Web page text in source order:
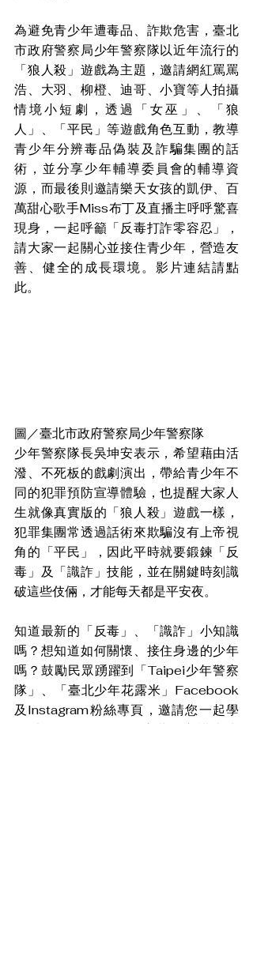
為避免青少年遭毒品、詐欺危害，臺北
市政府警察局少年警察隊以近年流行的
「狼人殺」遊戲為主題，邀請網紅罵罵
浩、大羽、柳橙、迪哥、小寶等人拍攝
情境小短劇，透過「女巫」、「狼
人」、「平民」等遊戲角色互動，教導
青少年分辨毒品偽裝及詐騙集團的話
術，並分享少年輔導委員會的輔導資
源，而最後則邀請樂天女孩的凱伊、百
萬甜心歌手Miss布丁及直播主呼呼驚喜
現身，一起呼籲「反毒打詐零容忍」，
請大家一起關心並接住青少年，營造友
善、健全的成長環境。影片連結請點
此。
圖／臺北市政府警察局少年警察隊
少年警察隊長吳坤安表示，希望藉由活
潑、不死板的戲劇演出，帶給青少年不
同的犯罪預防宣導體驗，也提醒大家人
生就像真實版的「狼人殺」遊戲一樣，
犯罪集團常透過話術來欺騙沒有上帝視
角的「平民」，因此平時就要鍛鍊「反
毒」及「識詐」技能，並在關鍵時刻識
破這些伎倆，才能每天都是平安夜。
知道最新的「反毒」、「識詐」小知識
嗎？想知道如何關懷、接住身邊的少年
嗎？鼓勵民眾踴躍到「Taipei少年警察
隊」、「臺北少年花露米」Facebook
及Instagram粉絲專頁，邀請您一起學